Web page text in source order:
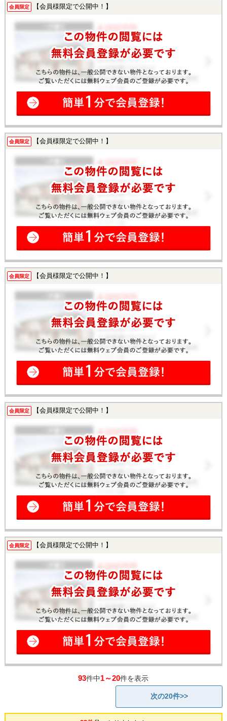
会員限定 【会員様限定で公開中！】
会員限定 【会員様限定で公開中！】
会員限定 【会員様限定で公開中！】
会員限定 【会員様限定で公開中！】
会員限定 【会員様限定で公開中！】
93件中1～20件を表示
次の20件>>